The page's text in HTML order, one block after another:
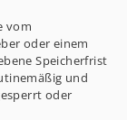
vom
oder einem
Speicherfrist
und
oder